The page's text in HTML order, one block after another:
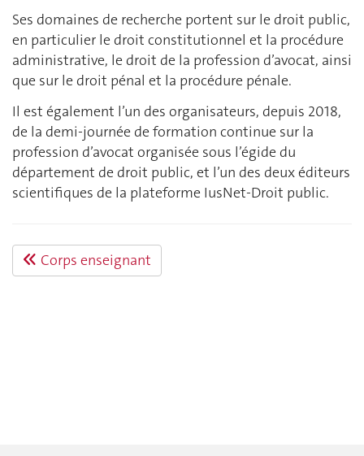
Ses domaines de recherche portent sur le droit public,
en particulier le droit constitutionnel et la procédure
administrative, le droit de la profession d’avocat, ainsi
que sur le droit pénal et la procédure pénale.
Il est également l’un des organisateurs, depuis 2018,
de la demi-journée de formation continue sur la
profession d’avocat organisée sous l’égide du
département de droit public, et l’un des deux éditeurs
scientifiques de la plateforme IusNet-Droit public.
Corps enseignant